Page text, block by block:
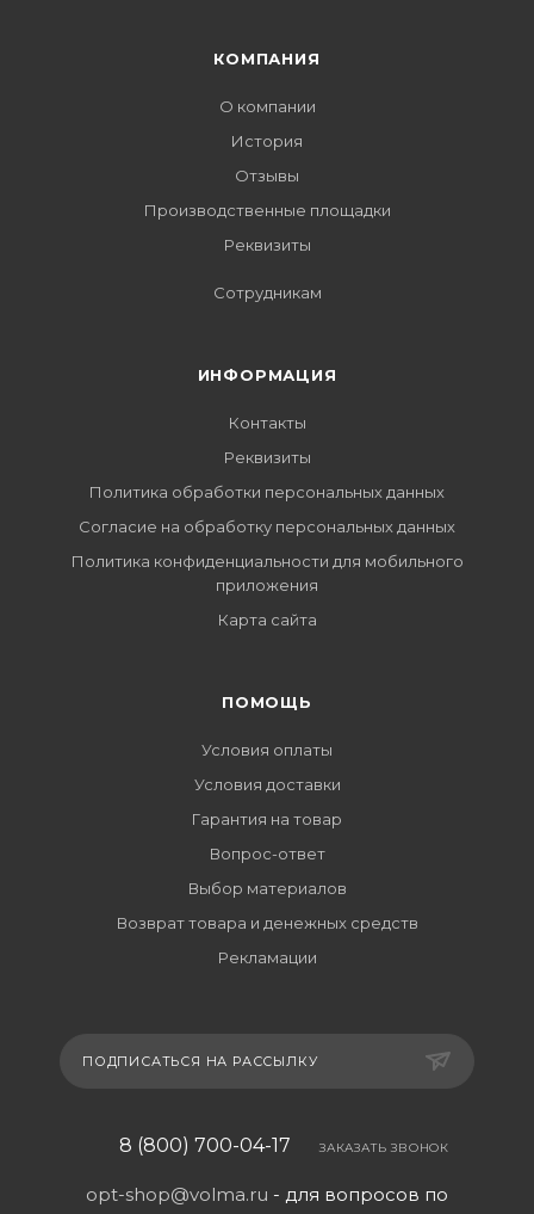
КОМПАНИЯ
О компании
История
Отзывы
Производственные площадки
Реквизиты
Сотрудникам
ИНФОРМАЦИЯ
Контакты
Реквизиты
Политика обработки персональных данных
Согласие на обработку персональных данных
Политика конфиденциальности для мобильного
приложения
Карта сайта
ПОМОЩЬ
Условия оплаты
Условия доставки
Гарантия на товар
Вопрос-ответ
Выбор материалов
Возврат товара и денежных средств
Рекламации
ПОДПИСАТЬСЯ НА РАССЫЛКУ
8 (800) 700-04-17 ЗАКАЗАТЬ ЗВОНОК
opt-shop@volma.ru - для вопросов по